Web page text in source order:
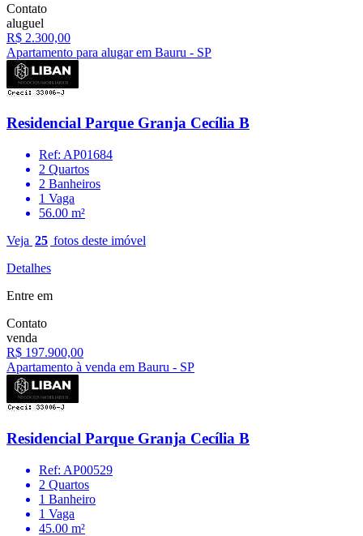
Contato
aluguel
R$ 2.300,00
Apartamento para alugar em Bauru - SP
Residencial Parque Granja Cecília B
Ref: AP01684
2 Quartos
2 Banheiros
1 Vaga
56.00 m²
Veja 25 fotos deste imóvel
Detalhes
Entre em
Contato
venda
R$ 197.900,00
Apartamento à venda em Bauru - SP
Residencial Parque Granja Cecília B
Ref: AP00529
2 Quartos
1 Banheiro
1 Vaga
45.00 m²